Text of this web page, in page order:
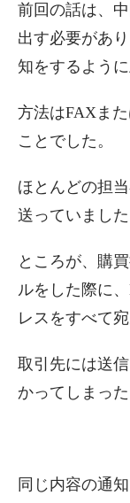
前回の話は、
出す必要があ
知をするよう
方法はFAXま
ことでした。
ほとんどの担
送っていました
ところが、購
ルをした際に
レスをすべて
取引先には送
かってしまっ
同じ内容の通